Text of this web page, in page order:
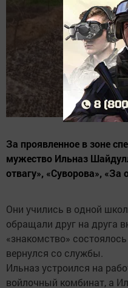
За проявленное в зоне
мужество Ильназ
отвагу», «Суворова», «За
Они учились в одной
обращали друг на друга
«знакомство»
вернулся со службы.
Ильназ устроился на
войлочный комбинат, а